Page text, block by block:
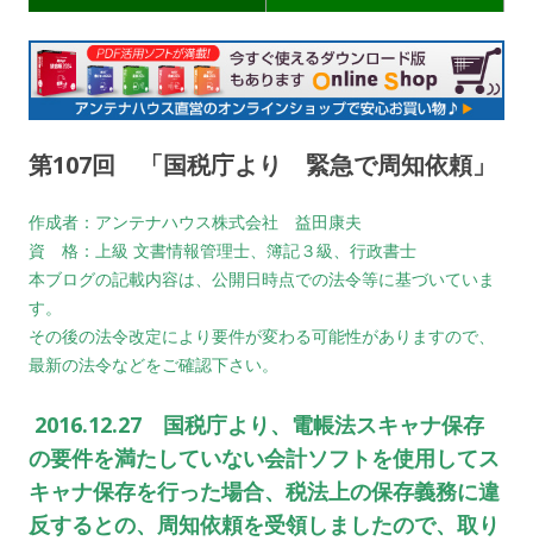
第107回 「国税庁より 緊急で周知依頼」
作成者：アンテナハウス株式会社 益田康夫
資 格：上級 文書情報管理士、簿記３級、行政書士
本ブログの記載内容は、公開日時点での法令等に基づいていま
す。
その後の法令改定により要件が変わる可能性がありますので、
最新の法令などをご確認下さい。
2016.12.27 国税庁より、電帳法スキャナ保存
の要件を満たしていない会計ソフトを使用してス
キャナ保存を行った場合、税法上の保存義務に違
反するとの、周知依頼を受領しましたので、取り